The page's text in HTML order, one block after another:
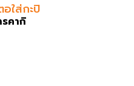
ใส่กะปิ
คากิ